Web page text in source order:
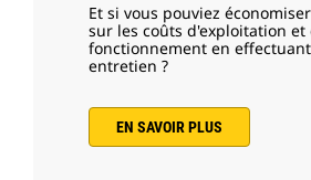
Et si vous pouviez
sur les coûts d'exploitation et
fonctionnement en
entretien ?
EN SAVOIR PLUS